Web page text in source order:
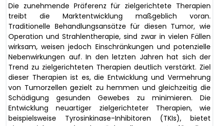
Die zunehmende Präferenz für zielgerichtete Therapien
treibt die Marktentwicklung maßgeblich voran.
Traditionelle Behandlungsansätze für diesen Tumor, wie
Operation und Strahlentherapie, sind zwar in vielen Fällen
wirksam, weisen jedoch Einschränkungen und potenzielle
Nebenwirkungen auf. In den letzten Jahren hat sich der
Trend zu zielgerichteten Therapien deutlich verstärkt. Ziel
dieser Therapien ist es, die Entwicklung und Vermehrung
von Tumorzellen gezielt zu hemmen und gleichzeitig die
Schädigung gesunden Gewebes zu minimieren. Die
Entwicklung neuartiger zielgerichteter Therapien, wie
beispielsweise Tyrosinkinase-Inhibitoren (TKIs), bietet